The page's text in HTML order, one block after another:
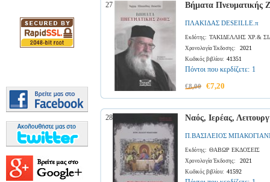
27 Βήματα Πνευματικής
ΠΛΑΚΙΔΑΣ DESEILLE.π
Εκδότης: ΤΑΚΙΔΕΛΛΗΣ ΧΡ.&
Χρονολογία Έκδοσης: 2021
Κωδικός βιβλίου: 41351
Πόντοι που κερδίζετε: 1
€8,00 €7,20
28 Ναός, Ιερέας,
Π.ΒΑΣΙΛΕΙΟΣ
Εκδότης: ΘΑΒΩΡ ΕΚΔΟΣΕΙΣ
Χρονολογία Έκδοσης: 2021
Κωδικός βιβλίου: 41592